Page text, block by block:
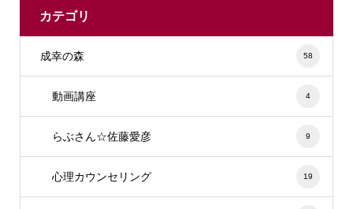
カテゴリ
成幸の森 58
動画講座 4
らぶさん☆佐藤愛彦 9
心理カウンセリング 19